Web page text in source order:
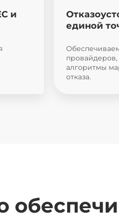
и
единой
алгоритмы
отказа.